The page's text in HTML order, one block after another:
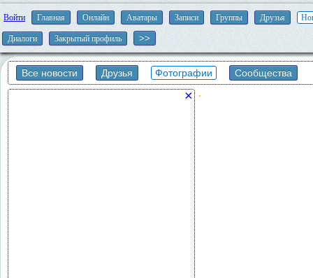
Войти Главная Онлайн Аватары Записи Группы Друзья
Диалоги Закрытый профиль
Все новости Друзья Фотографии Сообщества
×